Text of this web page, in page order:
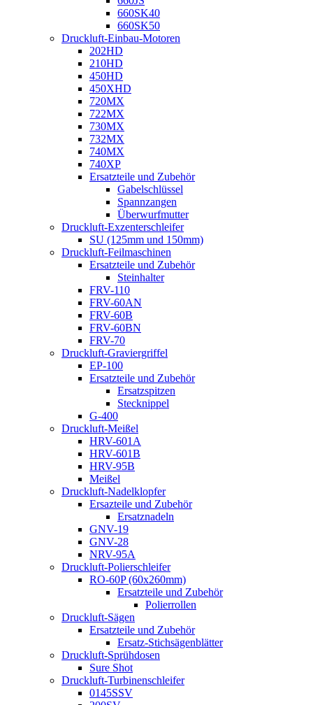
660SK40
660SK50
Druckluft-Einbau-Motoren
202HD
210HD
450HD
450XHD
720MX
722MX
730MX
732MX
740MX
740XP
Ersatzteile und Zubehör
Gabelschlüssel
Spannzangen
Überwurfmutter
Druckluft-Exzenterschleifer
SU (125mm und 150mm)
Druckluft-Feilmaschinen
Ersatzteile und Zubehör
Steinhalter
FRV-110
FRV-60AN
FRV-60B
FRV-60BN
FRV-70
Druckluft-Graviergriffel
EP-100
Ersatzteile und Zubehör
Ersatzspitzen
Stecknippel
G-400
Druckluft-Meißel
HRV-601A
HRV-601B
HRV-95B
Meißel
Druckluft-Nadelklopfer
Ersazteile und Zubehör
Ersatznadeln
GNV-19
GNV-28
NRV-95A
Druckluft-Polierschleifer
RO-60P (60x260mm)
Ersatzteile und Zubehör
Polierrollen
Druckluft-Sägen
Ersatzteile und Zubehör
Ersatz-Stichsägenblätter
Druckluft-Sprühdosen
Sure Shot
Druckluft-Turbinenschleifer
0145SSV